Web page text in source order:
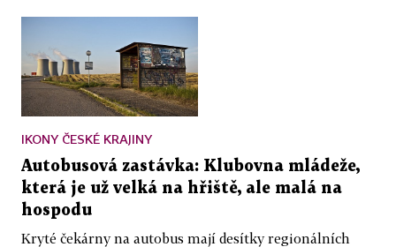
IKONY ČESKÉ KRAJINY
Autobusová zastávka: Klubovna mládeže,
která je už velká na hřiště, ale malá na
hospodu
Kryté čekárny na autobus mají desítky regionálních